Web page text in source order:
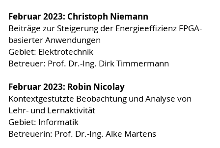
Februar 2023: Christoph Niemann
Beiträge zur Steigerung der Energieeffizienz FPGA-
basierter Anwendungen
Gebiet: Elektrotechnik
Betreuer: Prof. Dr.-Ing. Dirk Timmermann
Februar 2023: Robin Nicolay
Kontextgestützte Beobachtung und Analyse von
Lehr- und Lernaktivität
Gebiet: Informatik
Betreuerin: Prof. Dr.-Ing. Alke Martens